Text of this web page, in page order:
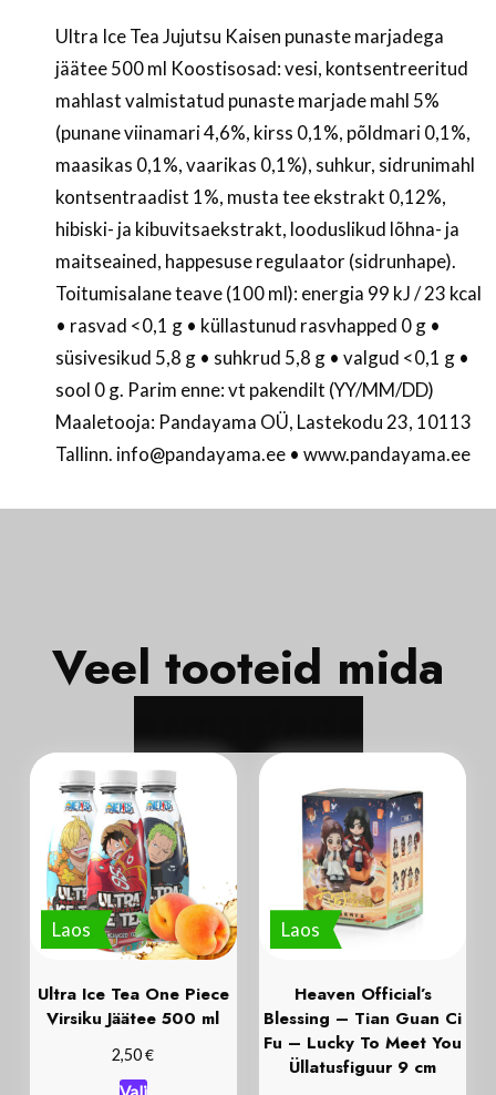
Ultra Ice Tea Jujutsu Kaisen punaste marjadega
jäätee 500 ml Koostisosad: vesi, kontsentreeritud
mahlast valmistatud punaste marjade mahl 5%
(punane viinamari 4,6%, kirss 0,1%, põldmari 0,1%,
maasikas 0,1%, vaarikas 0,1%), suhkur, sidrunimahl
kontsentraadist 1%, musta tee ekstrakt 0,12%,
hibiski- ja kibuvitsaekstrakt, looduslikud lõhna- ja
maitseained, happesuse regulaator (sidrunhape).
Toitumisalane teave (100 ml): energia 99 kJ / 23 kcal
• rasvad <0,1 g • küllastunud rasvhapped 0 g •
süsivesikud 5,8 g • suhkrud 5,8 g • valgud <0,1 g •
sool 0 g. Parim enne: vt pakendilt (YY/MM/DD)
Maaletooja: Pandayama OÜ, Lastekodu 23, 10113
Tallinn. info@pandayama.ee • www.pandayama.ee
Veel tooteid mida
Laos
Ultra Ice Tea One Piece
Virsiku Jäätee 500 ml
2,50 €
Laos
Heaven Official’s
Fu – Lucky To Meet You
Üllatusfiguur 9 cm
12,90 €